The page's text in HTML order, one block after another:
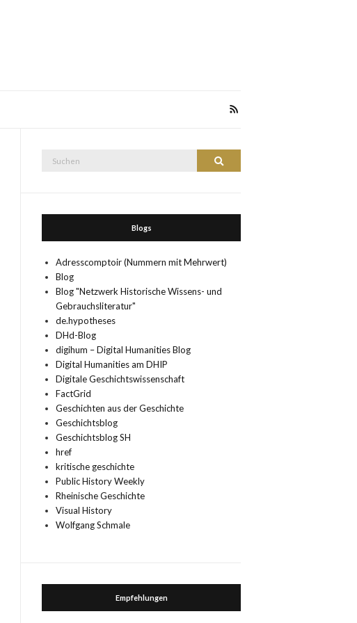
Suchen
Blogs
Adresscomptoir (Nummern mit Mehrwert)
Blog
Blog "Netzwerk Historische Wissens- und
Gebrauchsliteratur"
de.hypotheses
DHd-Blog
digihum – Digital Humanities Blog
Digital Humanities am DHIP
Digitale Geschichtswissenschaft
FactGrid
Geschichten aus der Geschichte
Geschichtsblog
Geschichtsblog SH
href
kritische geschichte
Public History Weekly
Rheinische Geschichte
Visual History
Wolfgang Schmale
Empfehlungen